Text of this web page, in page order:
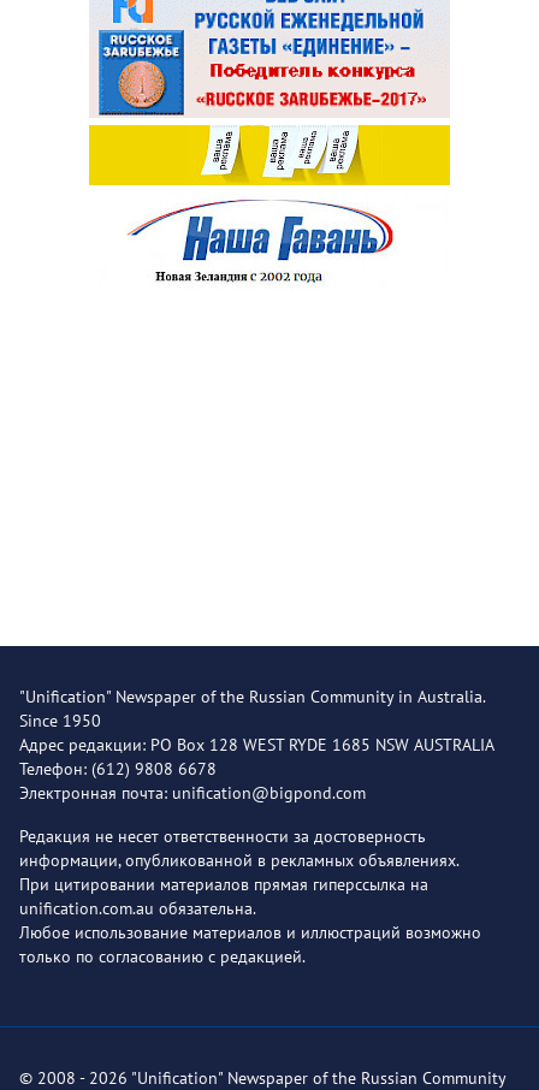
"Unification" Newspaper of the Russian Community in Australia.
Since 1950
Адрес редакции: PO Box 128 WEST RYDE 1685 NSW AUSTRALIA
Телефон: (612) 9808 6678
Электронная почта: unification@bigpond.com
Редакция не несет ответственности за достоверность
информации, опубликованной в рекламных объявлениях.
При цитировании материалов прямая гиперссылка на
unification.com.au обязательна.
Любое использование материалов и иллюстраций возможно
только по согласованию с редакцией.
© 2008 - 2026 "Unification" Newspaper of the Russian Community